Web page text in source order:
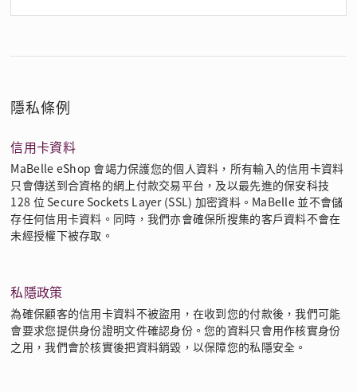
隱私條例
信用卡資料
MaBelle eShop 會竭力保護您的個人資料，所有輸入的信用卡資料
只會傳送到合資格的網上付款交易平台，及以最先進的保安科技
128 位 Secure Sockets Layer (SSL) 加密資料。MaBelle 並不會儲
存任何信用卡資料。同時，我們亦會確保所搜集的客戶資料不會在
未經授權下被存取。
私隱政策
為確保顧客的信用卡資料不被盜用，在收到您的付款後，我們可能
會要求您提供身份證明文件確認身份。您的資料只會用作核實身份
之用，我們會於核實後把資料銷毀，以保障您的私隱安全。